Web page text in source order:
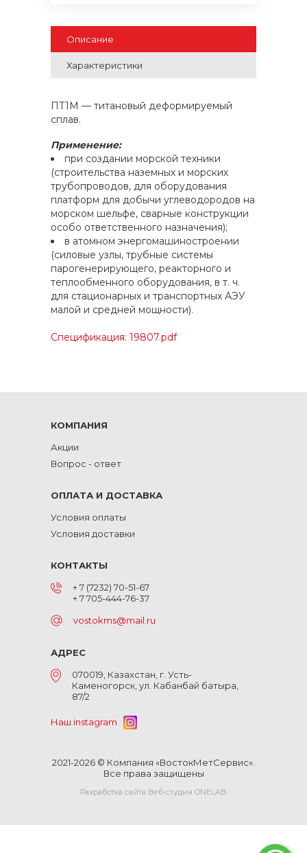
Описание
Характеристики
ПТ1М — титановый деформируемый
сплав.
Применение:
при создании морской техники
(строительства наземных и морских
трубопроводов, для оборудования
платформ для добычи углеводородов на
морском шельфе, сварные конструкции
особо ответственного назначения);
в атомном энергомашиностроении
(силовые узлы, трубные системы
парогенерирующего, реакторного и
теплообменного оборудования, в т. ч.
для стационарных и транспортных АЭУ
малой и средней мощности).
Спецификация: 19807.pdf
КОМПАНИЯ
Акции
Вопрос - ответ
ОПЛАТА И ДОСТАВКА
Условия оплаты
Условия доставки
КОНТАКТЫ
+ 7 (7232) 70-51-67
+ 7 705-444-76-37
vostokms@mail.ru
АДРЕС
070019, Казахстан, г. Усть-
Каменогорск, ул. Кабанбай батыра,
87/2
Наш instagram
2021-2026 © Компания «ВостокМетСервис».
Все права защищены
Разработка сайта Веб-студия ONELAB